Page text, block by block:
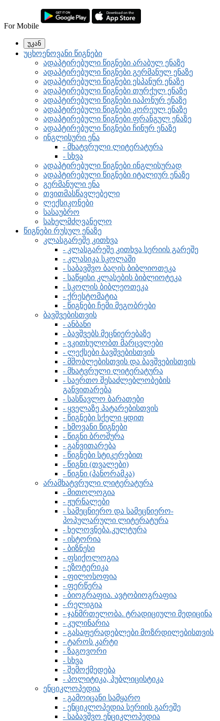
For Mobile
უკან
უცხოენოვანი წიგნები
ადაპტირებული წიგნები არაბულ ენაზე
ადაპტირებული წიგნები გერმანულ ენაზე
ადაპტირებული წიგნები ესპანურ ენაზე
ადაპტირებული წიგნები თურქულ ენაზე
ადაპტირებული წიგნები იაპონურ ენაზე
ადაპტირებული წიგნები კორეულ ენაზე
ადაპტირებული წიგნები ფრანგულ ენაზე
ადაპტირებული წიგნები ჩინურ ენაზე
ინგლისური ენა
- მხატვრული ლიტერატურა
- სხვა
ადაპტირებული წიგნები ინგლისურად
ადაპტირებული წიგნები იტალიურ ენაზე
გერმანული ენა
თვითმასწავლებელი
ლექსიკონები
სასაუბრო
სახელმძღვანელო
წიგნები რუსულ ენაზე
კლასგარეშე კითხვა
- კლასგარეშე კითხვა სერიის გარეშე
- კლასიკა სკოლაში
- საბავშვო ბაღის ბიბლიოთეკა
- საწყისი კლასების ბიბლიოტეკა
- სკოლის ბიბლეოთეკა
- ქრესტომატია
- წიგნები ჩემი მეგობრები
ბავშვებისთვის
- ანბანი
- ბავშვებს მეცნიერებაზე
- ვკითხულობთ მარცვლები
- ლექსები ბავშვებისთვის
- მშობლებისთვის და ბავშვებისთვის
- მხატვრული ლიტერატურა
- საერთო შესაძლებლობების
განვითარება
- სასწავლო ბარათები
- ყველაზე პატარებისთვის
- წიგნები სქელი ყდით
- ხმოვანი წიგნები
- წიგნი ბროშურა
- განვითარება
- წიგნები სტიკერებით
- წიგნი (თვალები)
- წიგნი (პანორამკა)
არამხატვრული ლიტერატურა
- მითოლოგია
- ჟურნალები
- სამეცნიერო და სამეცნიერო-
პოპულარული ლიტერატურა
- ხელოვნება.კულტურა
- ისტორია
- ბიზნესი
- ფსიქოლოგია
- ეზოტერიკა
- ფილოსოფია
- ფერწერა
- ბიოგრაფია. ავტობიოგრაფია
- რელიგია
- ჯანმრთელობა. ტრადიციული მედიცინა
- კულინარია
- გასაფერადებლები მოზრდილებისთვის
- ტაროს კარტი
- ზაგოვორი
- სხვა
- შემოქმედება
- პოლიტიკა, პუბლიცისტიკა
ენციკლოპედია
- გამოიცანი სამყარო
- ენციკლოპედია სერიის გარეშე
- საბავშვო ენციკლოპედია